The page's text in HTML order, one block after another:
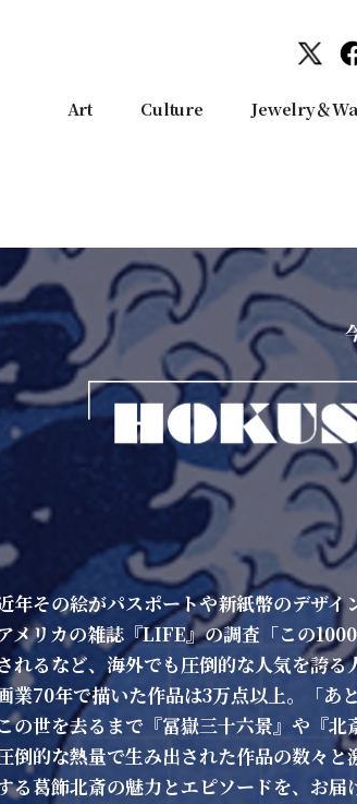
Art Culture Jewelry＆
年その絵がパスポートや新紙幣のデザイ
メリカの雑誌『LIFE』の調査「この
れるなど、海外でも圧倒的な人気を誇る
業70年で描いた作品は3万点以上。「あ
この世を去るまで『冨嶽三十六景』や『
倒的な熱量で生み出された作品の数々
る葛飾北斎の魅力とエピソードを、お届